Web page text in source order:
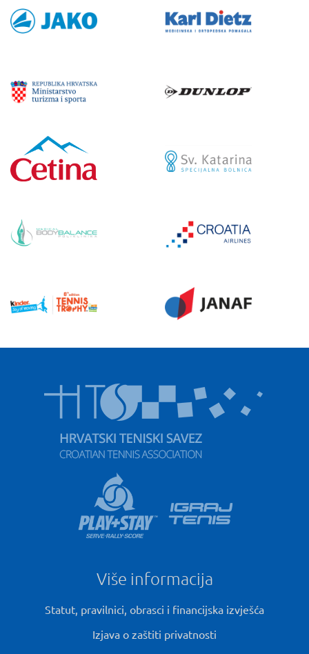
Više informacija
Statut, pravilnici, obrasci i financijska izvješća
Izjava o zaštiti privatnosti